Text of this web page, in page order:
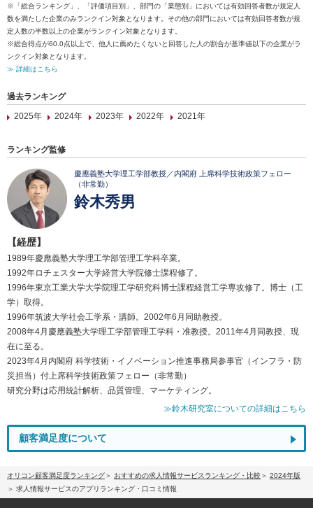
※「総合ランキング」、「評価項目別」、部門の「業態別」においては有効回答者数が規定人
数を満たした企業のみランクイン対象となります。その他の部門においては有効回答者数が規
定人数の半数以上の企業がランクイン対象となります。
※総合得点が60.0点以上で、他人に薦めたくないと回答した人の割合が基準値以下の企業がラ
ンクイン対象となります。
≫ 詳細はこちら
過去ランキング
2025年
2024年 2023年 2022年 2021年
ランキング監修
慶應義塾大学理工学部教授／内閣府 上席科学技術政策フェロー
（非常勤）
鈴木秀男
【経歴】
1989年慶應義塾大学理工学部管理工学科卒業。
1992年ロチェスター大学経営大学院修士課程修了。
1996年東京工業大学大学院理工学研究科博士課程経営工学専攻修了。博士（工
学）取得。
1996年筑波大学社会工学系・講師。2002年6月同助教授。
2008年4月慶應義塾大学理工学部管理工学科・准教授。2011年4月同教授、現
在に至る。
2023年4月内閣府 科学技術・イノベーション推進事務局参事官（インフラ・防
災担当）付上席科学技術政策フェロー（非常勤）
研究分野は応用統計解析、品質管理、マーケティング。
≫鈴木研究室についての詳細はこちら
顧客満足度について
オリコン顧客満足度ランキング おすすめの求人情報サービスランキング・比較
2024年版
求人情報サービスのアプリランキング・口コミ情報